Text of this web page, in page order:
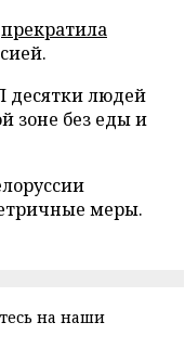
прекратила
десятки людей
зоне без еды и
меры.
на наши